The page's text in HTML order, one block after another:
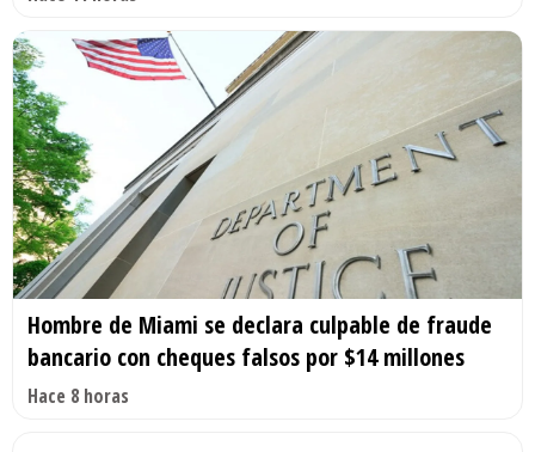
Hombre de Miami se declara culpable de fraude
bancario con cheques falsos por $14 millones
Hace 8 horas